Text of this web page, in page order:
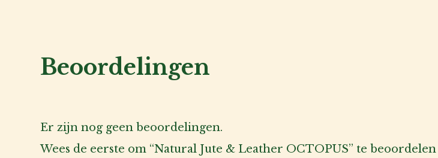
Beoordelingen
Er zijn nog geen beoordelingen.
Wees de eerste om “Natural Jute & Leather OCTOPUS” te beoordelen